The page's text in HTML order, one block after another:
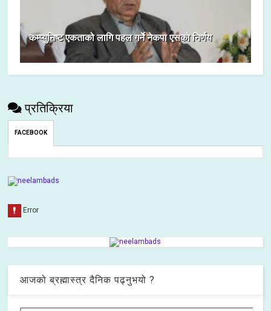
कम्प्युनिष्ट एकताको लागि पहल गर्ने नेकपा एसको निर्णय
प्रतिक्रिया
FACEBOOK
आजको ब्रह्मास्त्र दैनिक पढ्नुभयो ?